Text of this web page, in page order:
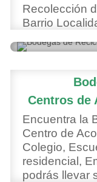
Recolección
Barrio
Centros de
Encuentra la
Centro de
Colegio,
residencial,
podrás llevar